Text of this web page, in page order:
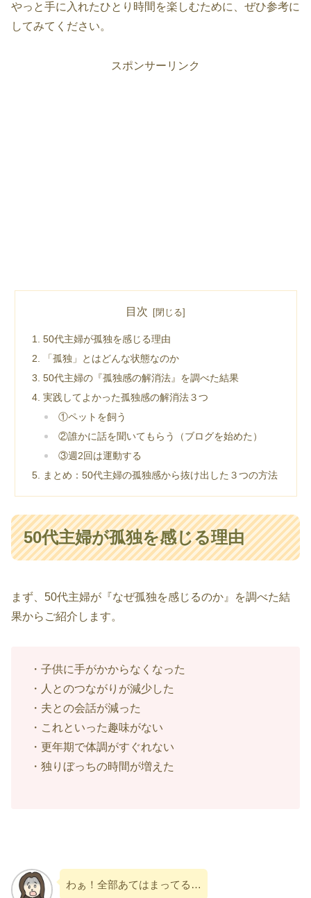
やっと手に入れたひとり時間を楽しむために、ぜひ参考に
してみてください。
スポンサーリンク
目次
50代主婦が孤独を感じる理由
「孤独」とはどんな状態なのか
50代主婦の『孤独感の解消法』を調べた結果
実践してよかった孤独感の解消法３つ
①ペットを飼う
②誰かに話を聞いてもらう（ブログを始めた）
③週2回は運動する
まとめ：50代主婦の孤独感から抜け出した３つの方法
50代主婦が孤独を感じる理由
まず、50代主婦が『なぜ孤独を感じるのか』を調べた結
果からご紹介します。
・子供に手がかからなくなった
・人とのつながりが減少した
・夫との会話が減った
・これといった趣味がない
・更年期で体調がすぐれない
・独りぼっちの時間が増えた
わぁ！全部あてはまってる…